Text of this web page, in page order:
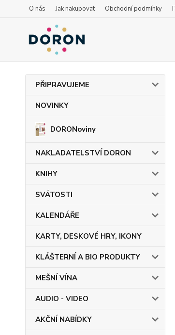
O nás Jak nakupovat Obchodní podmínky
PŘIPRAVUJEME
NOVINKY
DORONoviny
NAKLADATELSTVÍ DORON
KNIHY
SVÁTOSTI
KALENDÁŘE
KARTY, DESKOVÉ HRY, IKONY
KLÁŠTERNÍ A BIO PRODUKTY
MEŠNÍ VÍNA
AUDIO - VIDEO
AKČNÍ NABÍDKY